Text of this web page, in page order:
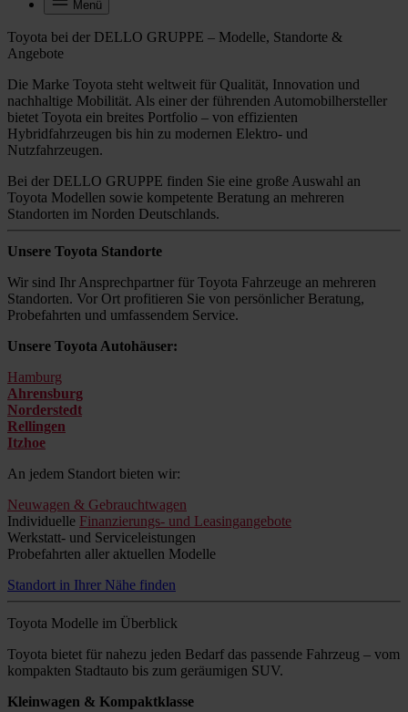
Menü
Toyota bei der DELLO GRUPPE – Modelle, Standorte &
Angebote
Die Marke Toyota steht weltweit für Qualität, Innovation und
nachhaltige Mobilität. Als einer der führenden Automobilhersteller
bietet Toyota ein breites Portfolio – von effizienten
Hybridfahrzeugen bis hin zu modernen Elektro- und
Nutzfahrzeugen.
Bei der DELLO GRUPPE finden Sie eine große Auswahl an
Toyota Modellen sowie kompetente Beratung an mehreren
Standorten im Norden Deutschlands.
Unsere Toyota Standorte
Wir sind Ihr Ansprechpartner für Toyota Fahrzeuge an mehreren
Standorten. Vor Ort profitieren Sie von persönlicher Beratung,
Probefahrten und umfassendem Service.
Unsere Toyota Autohäuser:
Hamburg
Ahrensburg
Norderstedt
Rellingen
Itzhoe
An jedem Standort bieten wir:
Neuwagen & Gebrauchtwagen
Individuelle Finanzierungs- und Leasingangebote
Werkstatt- und Serviceleistungen
Probefahrten aller aktuellen Modelle
Standort in Ihrer Nähe finden
Toyota Modelle im Überblick
Toyota bietet für nahezu jeden Bedarf das passende Fahrzeug – vom
kompakten Stadtauto bis zum geräumigen SUV.
Kleinwagen & Kompaktklasse